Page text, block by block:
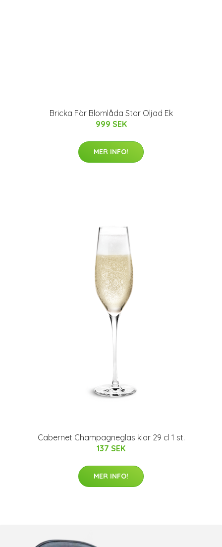
Bricka För Blomlåda Stor Oljad Ek
999 SEK
MER INFO!
Cabernet Champagneglas klar 29 cl 1 st.
137 SEK
MER INFO!